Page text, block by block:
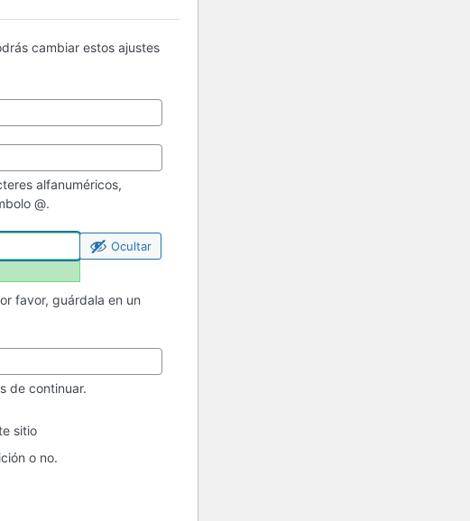
cambiar estos ajustes
alfanuméricos,
@.
Ocultar
favor, guárdala en un
de continuar.
sitio
o no.